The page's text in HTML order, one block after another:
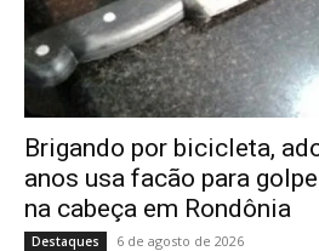
Brigando por bicicleta,
anos usa facão para
na cabeça em Rondônia
Destaques 6 de agosto de 2026